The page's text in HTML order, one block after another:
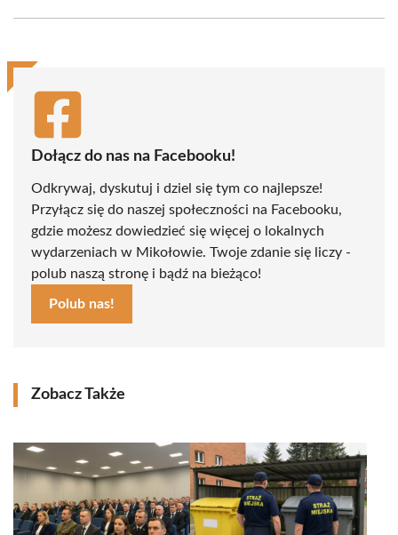
(Twitter)
Dołącz do nas na Facebooku!
Odkrywaj, dyskutuj i dziel się tym co najlepsze!
Przyłącz się do naszej społeczności na Facebooku,
gdzie możesz dowiedzieć się więcej o lokalnych
wydarzeniach w Mikołowie. Twoje zdanie się liczy -
polub naszą stronę i bądź na bieżąco!
Polub nas!
Zobacz Także